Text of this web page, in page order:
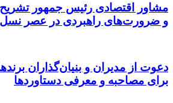
مشاور اقتصادی رئیس جمهور تشریح
و ضرورت‌های راهبردی در عصر نسل Z و آلفا
دعوت از مدیران و بنیان‌گذاران
برای مصاحبه و معرفی دستاوردها